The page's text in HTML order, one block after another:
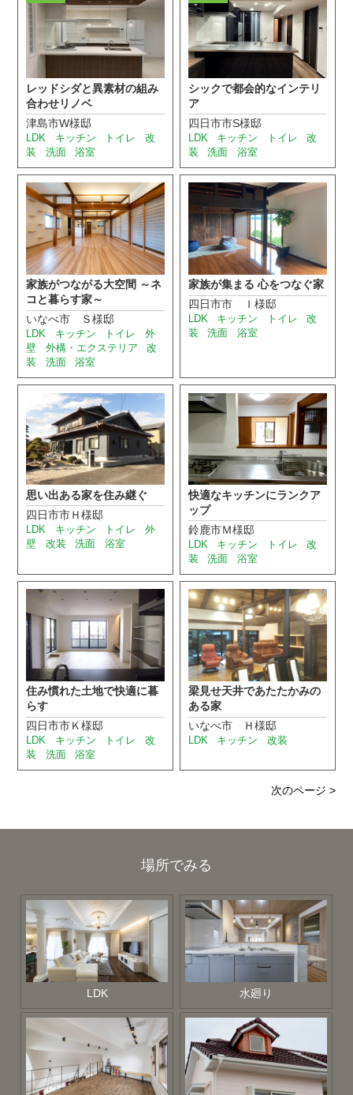
レッドシダと異素材の組み
合わせリノベ
津島市W様邸
LDK キッチン トイレ
改
装
洗面 浴室
シックで都会的なインテリ
ア
四日市市S様邸
LDK キッチン トイレ
改
装
洗面 浴室
家族がつながる大空間 ～ネ
コと暮らす家～
いなべ市 Ｓ様邸
LDK キッチン トイレ
外
壁
外構・エクステリア
改
装
洗面 浴室
家族が集まる 心をつなぐ家
四日市市 Ｉ様邸
LDK キッチン トイレ
改
装
洗面 浴室
思い出ある家を住み継ぐ
四日市市Ｈ様邸
LDK キッチン トイレ
外
壁
改装 洗面 浴室
快適なキッチンにランクア
ップ
鈴鹿市Ｍ様邸
LDK キッチン トイレ
改
装
洗面 浴室
住み慣れた土地で快適に暮
らす
四日市市Ｋ様邸
LDK キッチン トイレ
改
装
洗面 浴室
梁見せ天井であたたかみの
ある家
いなべ市 Ｈ様邸
LDK キッチン 改装
次のページ >
場所でみる
LDK 水廻り